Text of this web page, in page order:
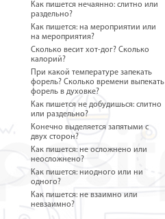
Как пишется нечаянно: слитно или
раздельно?
Как пишется: на мероприятии или
на мероприятия?
Сколько весит хот-дог? Сколько
калорий?
При какой температуре запекать
форель? Сколько времени выпекать
форель в духовке?
Как пишется не добудишься: слитно
или раздельно?
Конечно выделяется запятыми с
двух сторон?
Как пишется: не осложнено или
неосложнено?
Как пишется: ниодного или ни
одного?
Как пишется: не взаимно или
невзаимно?